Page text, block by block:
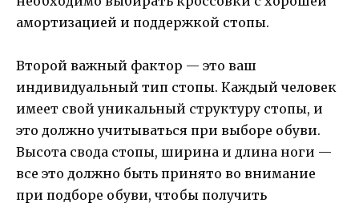
амортизацией и поддержкой стопы.
Второй важный фактор — это ваш
индивидуальный тип стопы. Каждый человек
имеет свой уникальный структуру стопы, и
это должно учитываться при выборе обуви.
Высота свода стопы, ширина и длина ноги —
все это должно быть принято во внимание
при подборе обуви, чтобы получить